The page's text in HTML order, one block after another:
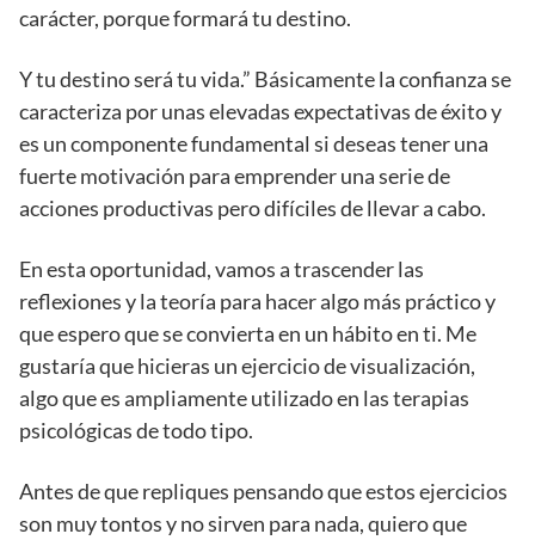
carácter, porque formará tu destino.
Y tu destino será tu vida.” Básicamente la confianza se
caracteriza por unas elevadas expectativas de éxito y
es un componente fundamental si deseas tener una
fuerte motivación para emprender una serie de
acciones productivas pero difíciles de llevar a cabo.
En esta oportunidad, vamos a trascender las
reflexiones y la teoría para hacer algo más práctico y
que espero que se convierta en un hábito en ti. Me
gustaría que hicieras un ejercicio de visualización,
algo que es ampliamente utilizado en las terapias
psicológicas de todo tipo.
Antes de que repliques pensando que estos ejercicios
son muy tontos y no sirven para nada, quiero que